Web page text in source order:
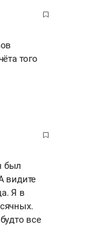
того
был
видите
Я в
все